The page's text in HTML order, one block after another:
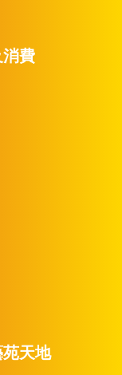
消費
天地